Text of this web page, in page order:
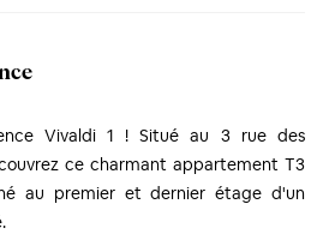
Vivaldi 1 ! Situé au 3 rue des
ce charmant appartement T3
au premier et dernier étage d'un